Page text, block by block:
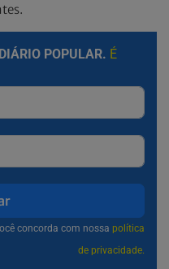
DIÁRIO POPULAR. É
concorda com nossa política
de privacidade.